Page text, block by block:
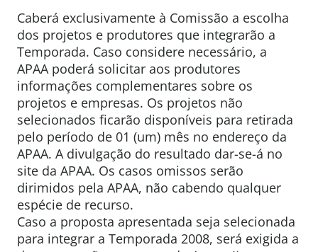
Caberá exclusivamente à Comissão a escolha
dos projetos e produtores que integrarão a
Temporada. Caso considere necessário, a
APAA poderá solicitar aos produtores
informações complementares sobre os
projetos e empresas. Os projetos não
selecionados ficarão disponíveis para retirada
pelo período de 01 (um) mês no endereço da
APAA. A divulgação do resultado dar-se-á no
site da APAA. Os casos omissos serão
dirimidos pela APAA, não cabendo qualquer
espécie de recurso.
Caso a proposta apresentada seja selecionada
para integrar a Temporada 2008, será exigida a